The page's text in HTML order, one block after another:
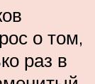
о том,
раз в